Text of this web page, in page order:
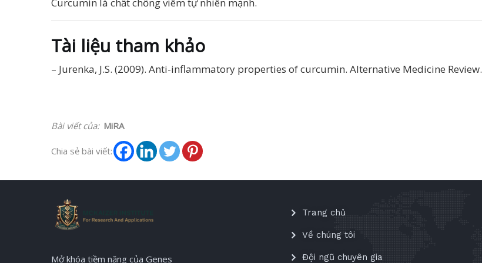
Tài liệu tham khảo
– Jurenka, J.S. (2009). Anti-inflammatory properties of curcumin. Alternative Medicine Review.
Bài viết của: MiRA
Chia sẻ bài viết:
Mở khóa tiềm năng của Genes
Trang chủ
Về chúng tôi
Đội ngũ chuyên gia